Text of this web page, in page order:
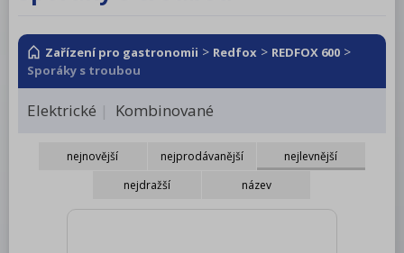
RM LOTUS 700
RM LOTUS 900
Roboty, příprava masa a zeleniny
Pizza program
Konvektomaty
Šokery
Zařízení pro gastronomii > Redfox > REDFOX 600 >
Sporáky s troubou
Elektrické Kombinované
nejnovější nejprodávanější
nejlevnější
nejdražší
název